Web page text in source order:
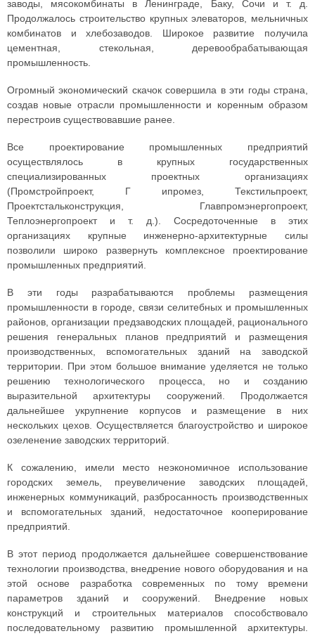
заводы, мясокомбинаты в Ленинграде, Баку, Сочи и т. д.
Продолжалось строительство крупных элеваторов, мельничных
комбинатов и хлебозаводов. Широкое развитие получила
цементная, стекольная, деревообрабатывающая
промышленность.
Огромный экономический скачок совершила в эти годы страна,
создав новые отрасли промышленности и коренным образом
перестроив существовавшие ранее.
Все проектирование промышленных предприятий
осуществлялось в крупных государственных
специализированных проектных организациях
(Промстройпроект, Г ипромез, Текстильпроект,
Проектстальконструкция, Главпромэнергопроект,
Теплоэнергопроект и т. д.). Сосредоточенные в этих
организациях крупные инженерно-архитектурные силы
позволили широко развернуть комплексное проектирование
промышленных предприятий.
В эти годы разрабатываются проблемы размещения
промышленности в городе, связи селитебных и промышленных
районов, организации предзаводских площадей, рационального
решения генеральных планов предприятий и размещения
производственных, вспомогательных зданий на заводской
территории. При этом большое внимание уделяется не только
решению технологического процесса, но и созданию
выразительной архитектуры сооружений. Продолжается
дальнейшее укрупнение корпусов и размещение в них
нескольких цехов. Осуществляется благоустройство и широкое
озеленение заводских территорий.
К сожалению, имели место неэкономичное использование
городских земель, преувеличение заводских площадей,
инженерных коммуникаций, разбросанность производственных
и вспомогательных зданий, недостаточное кооперирование
предприятий.
В этот период продолжается дальнейшее совершенствование
технологии производства, внедрение нового оборудования и на
этой основе разработка современных по тому времени
параметров зданий и сооружений. Внедрение новых
конструкций и строительных материалов способствовало
последовательному развитию промышленной архитектуры.